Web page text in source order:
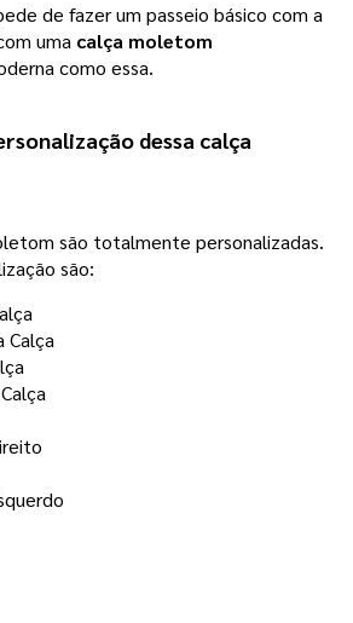
de fazer um passeio básico com a
uma calça moletom
como essa.
dessa calça
são totalmente personalizadas.
são:
Calça